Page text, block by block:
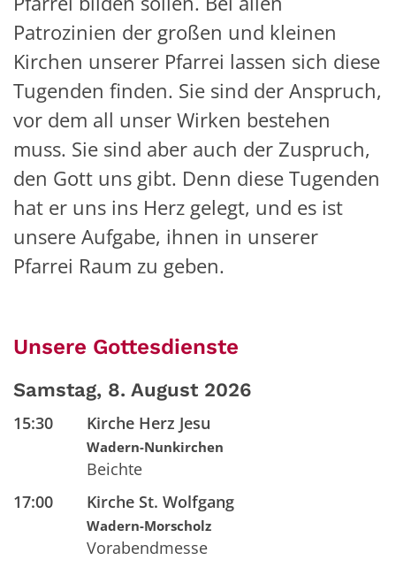
Patrozinien der großen und kleinen
Kirchen unserer Pfarrei lassen sich diese
Tugenden finden. Sie sind der Anspruch,
vor dem all unser Wirken bestehen
muss. Sie sind aber auch der Zuspruch,
den Gott uns gibt. Denn diese Tugenden
hat er uns ins Herz gelegt, und es ist
unsere Aufgabe, ihnen in unserer
Pfarrei Raum zu geben.
Unsere Gottesdienste
Samstag, 8. August 2026
15:30 Kirche Herz Jesu
Wadern-Nunkirchen
Beichte
17:00
Kirche St. Wolfgang
Wadern-Morscholz
Vorabendmesse